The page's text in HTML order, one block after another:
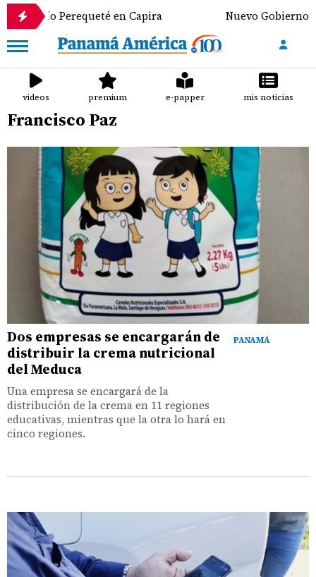
Perequeté en Capira Nuevo Gobierno de
videos premium e-papper mis noticias
Francisco Paz
PANAMÁ
Dos empresas se encargarán de
distribuir la crema nutricional
del Meduca
Una empresa se encargará de la
distribución de la crema en 11 regiones
educativas, mientras que la otra lo hará en
cinco regiones.